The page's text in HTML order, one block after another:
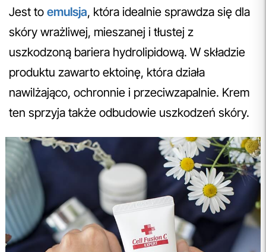
Jest to emulsja, która idealnie sprawdza się dla
skóry wrażliwej, mieszanej i tłustej z
uszkodzoną bariera hydrolipidową. W składzie
produktu zawarto ektoinę, która działa
nawilżająco, ochronnie i przeciwzapalnie. Krem
ten sprzyja także odbudowie uszkodzeń skóry.